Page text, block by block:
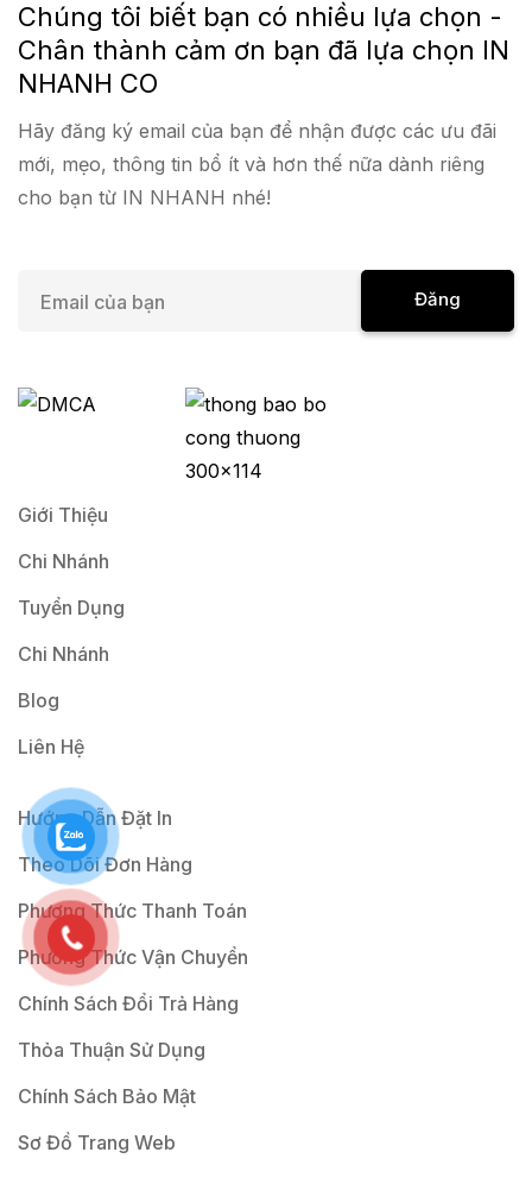
Chúng tôi biết bạn có nhiều lựa chọn -
Chân thành cảm ơn bạn đã lựa chọn IN
NHANH CO
Hãy đăng ký email của bạn để nhận được các ưu đãi
mới, mẹo, thông tin bổ ít và hơn thế nữa dành riêng
cho bạn từ IN NHANH nhé!
i
Đăng
Giới Thiệu
Chi Nhánh
Tuyển Dụng
Chi Nhánh
Blog
Liên Hệ
Hướng Dẫn Đặt In
Theo Dõi Đơn Hàng
Phương Thức Thanh Toán
Phương Thức Vận Chuyển
Chính Sách Đổi Trả Hàng
Thỏa Thuận Sử Dụng
Chính Sách Bảo Mật
Sơ Đồ Trang Web